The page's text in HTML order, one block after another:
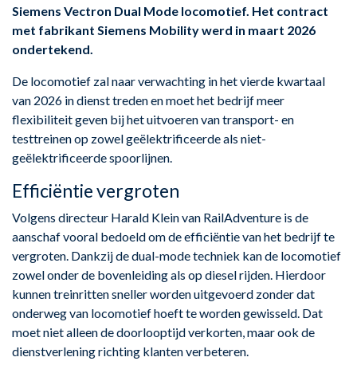
Siemens Vectron Dual Mode locomotief. Het contract
met fabrikant Siemens Mobility werd in maart 2026
ondertekend.
De locomotief zal naar verwachting in het vierde kwartaal
van 2026 in dienst treden en moet het bedrijf meer
flexibiliteit geven bij het uitvoeren van transport- en
testtreinen op zowel geëlektrificeerde als niet-
geëlektrificeerde spoorlijnen.
Efficiëntie vergroten
Volgens directeur Harald Klein van RailAdventure is de
aanschaf vooral bedoeld om de efficiëntie van het bedrijf te
vergroten. Dankzij de dual-mode techniek kan de locomotief
zowel onder de bovenleiding als op diesel rijden. Hierdoor
kunnen treinritten sneller worden uitgevoerd zonder dat
onderweg van locomotief hoeft te worden gewisseld. Dat
moet niet alleen de doorlooptijd verkorten, maar ook de
dienstverlening richting klanten verbeteren.